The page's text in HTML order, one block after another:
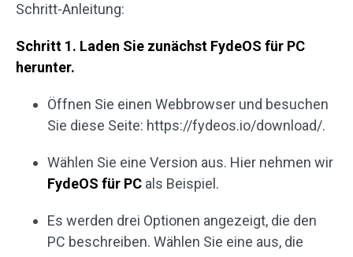
Schritt-Anleitung:
Schritt 1. Laden Sie zunächst FydeOS für PC
herunter.
Öffnen Sie einen Webbrowser und besuchen
Sie diese Seite: https://fydeos.io/download/.
Wählen Sie eine Version aus. Hier nehmen wir
FydeOS für PC als Beispiel.
Es werden drei Optionen angezeigt, die den
PC beschreiben. Wählen Sie eine aus, die